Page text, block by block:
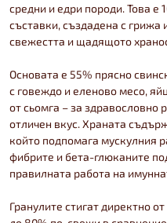
средни и едри породи. Това е
съставки, създадена с грижа
свежестта и щадящото
Основата е 55% прясно
с говеждо и еленово месо,
от сьомга – за здравословно
отличен вкус. Храната
който подпомага мускулния
фибрите и бета-глюканите
правилната работа на
Гранулите стигат директно